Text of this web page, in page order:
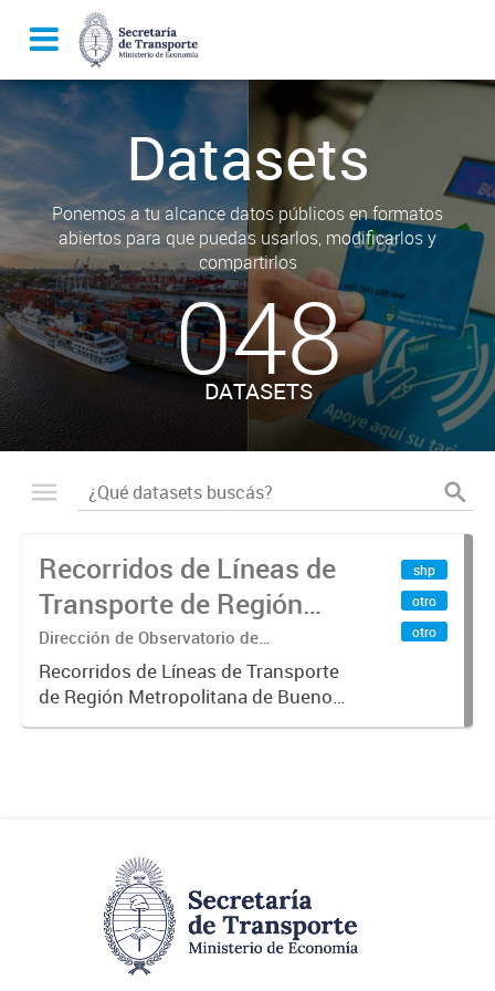
Datasets
Ponemos a tu alcance datos públicos en formatos
abiertos para que puedas usarlos, modificarlos y
compartirlos
048
DATASETS
Recorridos de Líneas de
Transporte de Región
Metropolitana de
Buenos Aires (RMBA)
Dirección de Observatorio de
Transporte, Estudio y Sistemas
Recorridos de Líneas de Transporte
de Región Metropolitana de Buenos
Aires (RMBA).-
shp
otro
otro